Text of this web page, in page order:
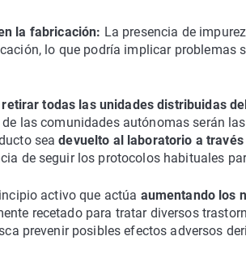
la fabricación: La presencia de
lo que podría implicar
retirar todas las unidades distribuidas
las comunidades autónomas serán
sea devuelto al laboratorio a
de seguir los protocolos habituales
activo que actúa aumentando los
recetado para tratar diversos
prevenir posibles efectos adversos